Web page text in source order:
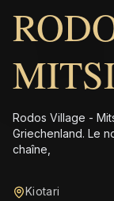
Rodos Village -
Griechenland. Le
chaîne,
Kiotari